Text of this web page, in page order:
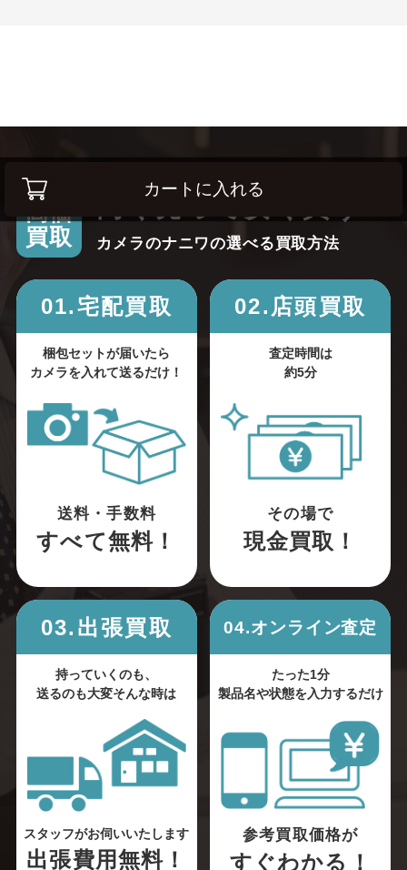
カートに入れる
高価
買取
高く売って安く買う！
カメラのナニワの選べる買取方法
01.宅配買取
梱包セットが届いたら
カメラを入れて送るだけ！
送料・手数料
すべて無料！
02.店頭買取
査定時間は
約5分
その場で
現金買取！
03.出張買取
持っていくのも、
送るのも大変そんな時は
スタッフがお伺いいたします
出張費用無料！
04.オンライン査定
たった1分
製品名や状態を入力するだけ
参考買取価格が
すぐわかる！